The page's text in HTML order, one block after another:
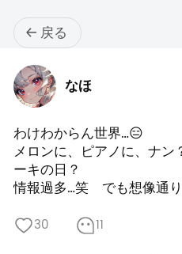
戻る
なほ
わけわからん世界…😑
メロンに、ピアノに、ナ
ーキの日？
情報過多…笑　でも想像通り
30 11